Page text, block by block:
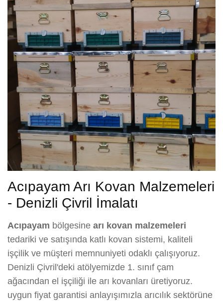
Acıpayam Arı Kovan Malzemeleri
- Denizli Çivril İmalatı
Acıpayam bölgesine arı kovan malzemeleri
tedariki ve satışında katlı kovan sistemi, kaliteli
işçilik ve müşteri memnuniyeti odaklı çalışıyoruz.
Denizli Çivril'deki atölyemizde 1. sınıf çam
ağacından el işçiliği ile arı kovanları üretiyoruz.
uygun fiyat garantisi anlayışımızla arıcılık sektörüne